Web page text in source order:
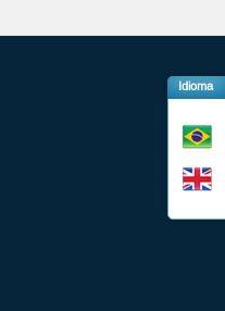
Idioma